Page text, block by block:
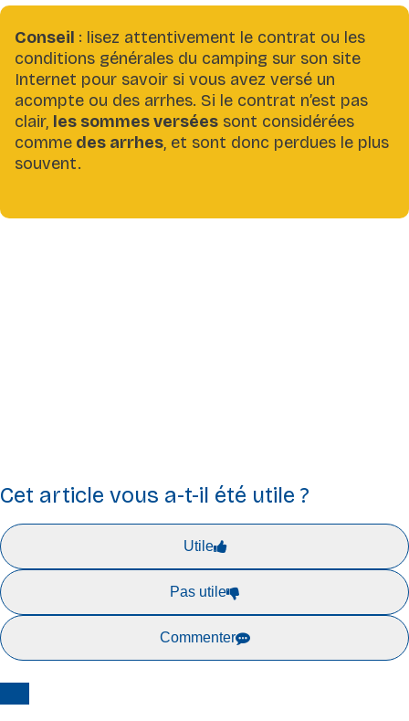
Conseil : lisez attentivement le contrat ou les
conditions générales du camping sur son site
Internet pour savoir si vous avez versé un
acompte ou des arrhes. Si le contrat n’est pas
clair, les sommes versées sont considérées
comme des arrhes, et sont donc perdues le plus
souvent.
Cet article vous a-t-il été utile ?
Utile
Pas utile
Commenter